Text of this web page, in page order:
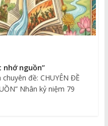
nhớ nguồn”
đề: CHUYÊN ĐỀ
Nhân kỷ niệm 79